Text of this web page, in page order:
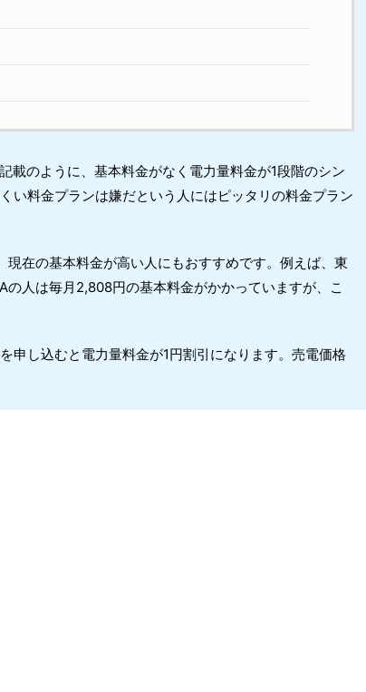
載のように、基本料金がなく電力量料金が1段階のシン
い料金プランは嫌だという人にはピッタリの料金プラン
在の基本料金が高い人にもおすすめです。例えば、東
人は毎月2,808円の基本料金がかかっていますが、こ
申し込むと電力量料金が1円割引になります。売電価格